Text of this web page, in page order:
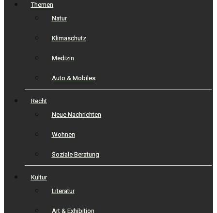
Themen
Natur
Klimaschutz
Medizin
Auto & Mobiles
Recht
Neue Nachrichten
Wohnen
Soziale Beratung
Kultur
Literatur
Art & Exhibition